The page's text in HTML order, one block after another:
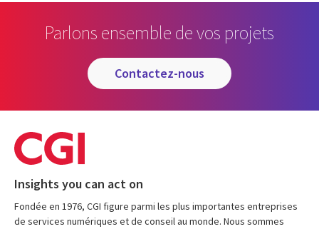
Parlons ensemble de vos projets
contactez-nous
Insights you can act on
Fondée en 1976, CGI figure parmi les plus importantes entreprises
de services numériques et de conseil au monde. Nous sommes